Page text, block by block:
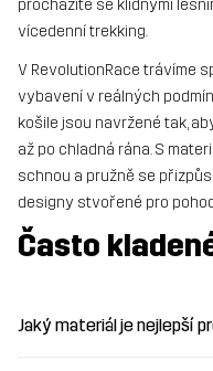
procházíte se klidnými
vícedenní trekking.
V RevolutionRace trávíme
vybavení v reálných
košile jsou navržené tak,
až po chladná rána. S
schnou a pružně se
designy stvořené pro
Často
Jaký materiál je nejlepší